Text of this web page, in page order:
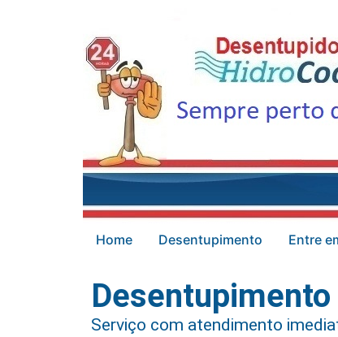
Home Desentupimento Entre
Desentupimento
Serviço com atendimento